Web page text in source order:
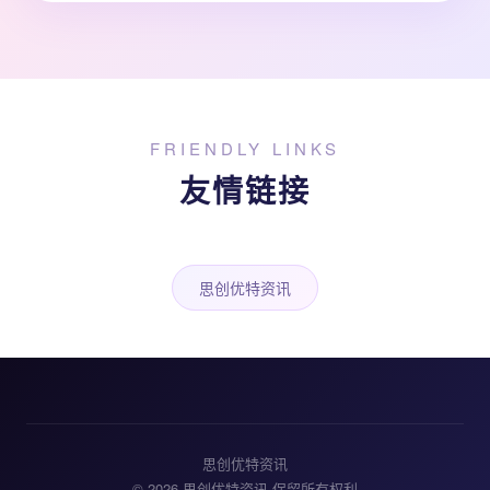
FRIENDLY LINKS
友情链接
思创优特资讯
思创优特资讯